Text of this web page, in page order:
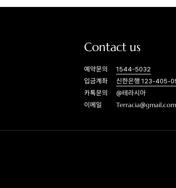
Contact us
예약문의
1544-5032
입금계좌
신한은행 123-405-
카톡문의
@테라시아
이메일
Terracia@gmail.com